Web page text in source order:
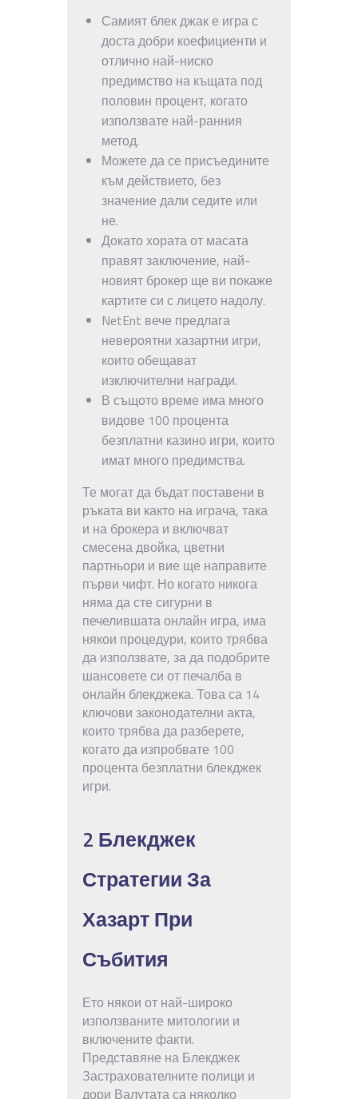
Самият блек джак е игра с
доста добри коефициенти и
отлично най-ниско
предимство на къщата под
половин процент, когато
използвате най-ранния
метод.
Можете да се присъедините
към действието, без
значение дали седите или
не.
Докато хората от масата
правят заключение, най-
новият брокер ще ви покаже
картите си с лицето надолу.
NetEnt вече предлага
невероятни хазартни игри,
които обещават
изключителни награди.
В същото време има много
видове 100 процента
безплатни казино игри, които
имат много предимства.
Те могат да бъдат поставени в
ръката ви както на играча, така
и на брокера и включват
смесена двойка, цветни
партньори и вие ще направите
първи чифт. Но когато никога
няма да сте сигурни в
печелившата онлайн игра, има
някои процедури, които трябва
да използвате, за да подобрите
шансовете си от печалба в
онлайн блекджека. Това са 14
ключови законодателни акта,
които трябва да разберете,
когато да изпробвате 100
процента безплатни блекджек
игри.
2 Блекджек
Стратегии За
Хазарт При
Събития
Ето някои от най-широко
използваните митологии и
включените факти.
Представяне на Блекджек
Застрахователните полици и
дори Валутата са няколко